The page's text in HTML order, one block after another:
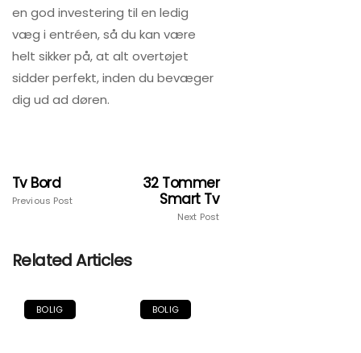
en god investering til en ledig
væg i entréen, så du kan være
helt sikker på, at alt overtøjet
sidder perfekt, inden du bevæger
dig ud ad døren.
Tv Bord
Previous Post
32 Tommer
Smart Tv
Next Post
Related Articles
BOLIG BOLIG